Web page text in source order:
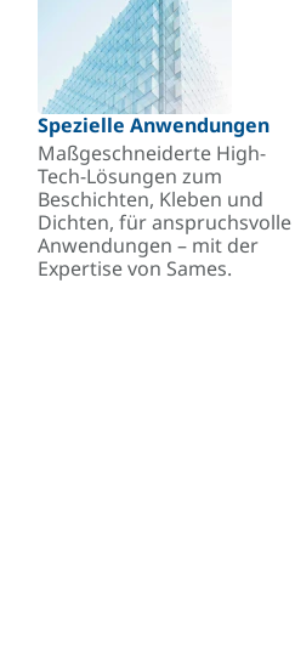
Spezielle Anwendungen
Maßgeschneiderte High-
Tech-Lösungen zum
Beschichten, Kleben und
Dichten, für anspruchsvolle
Anwendungen – mit der
Expertise von Sames.